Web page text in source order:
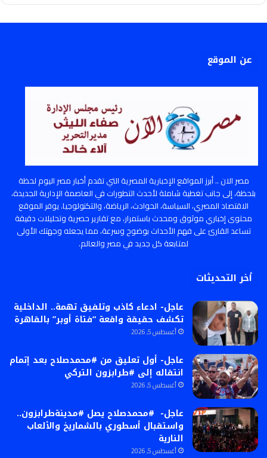
عن الموقع
مصر الان .. أبرز المواقع الإخبارية المصرية التي تقدم أخبار مصر اليوم لحظة
بلحظة، إلى جانب تغطية شاملة لأحدث التطورات في العاصمة الإدارية الجديدة،
الاقتصاد المصري، السياسة، الحوادث، الرياضة، والتكنولوجيا. يوفر الموقع
محتوى إخباري موثوق ومحدث باستمرار، مع تقارير حصرية وتحليلات دقيقة
تساعد القارئ على فهم الأحداث بوضوح وسرعة، مما يجعله وجهتك الأولى
لمتابعة كل جديد في مصر والعالم.
أخر التحديثات
عاجل- ادعاء كاذب وتلفيق تهمة.. الداخلية
تكشف حقيقة واقعة “فتاة أوبر” بالقاهرة
أغسطس 5, 2026
عاجل- أول تعليق من #محمدصلاح بعد إتمام
انتقاله إلى #طرابزون التركي
أغسطس 5, 2026
عاجل- #محمدصلاح يصل #مدينةطرابزون..
واستقبال أسطوري بالشماريخ والألعاب
النارية
أغسطس 5, 2026